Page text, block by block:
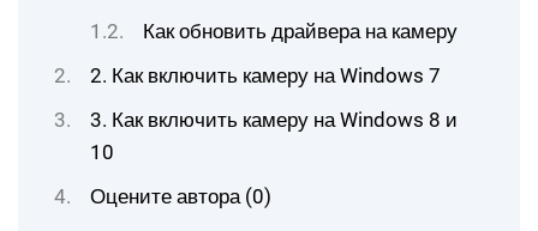
Как обновить драйвера на камеру
2. Как включить камеру на Windows 7
3. Как включить камеру на Windows 8 и
10
Оцените автора (0)